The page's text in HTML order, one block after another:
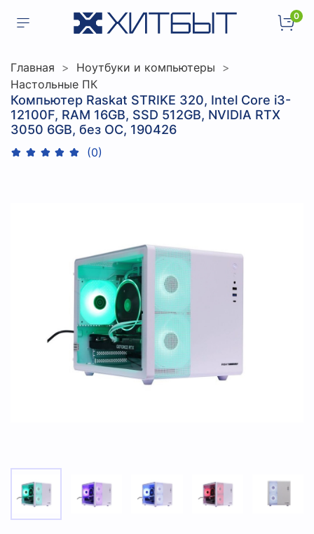
0
Главная
Ноутбуки и компьютеры
Настольные ПК
Компьютер Raskat STRIKE 320, Intel Core i3-
12100F, RAM 16GB, SSD 512GB, NVIDIA RTX
3050 6GB, без ОС, 190426
(0)